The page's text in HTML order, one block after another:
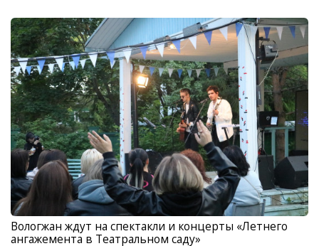
Вологжан ждут на спектакли и концерты «Летнего
ангажемента в Театральном саду»